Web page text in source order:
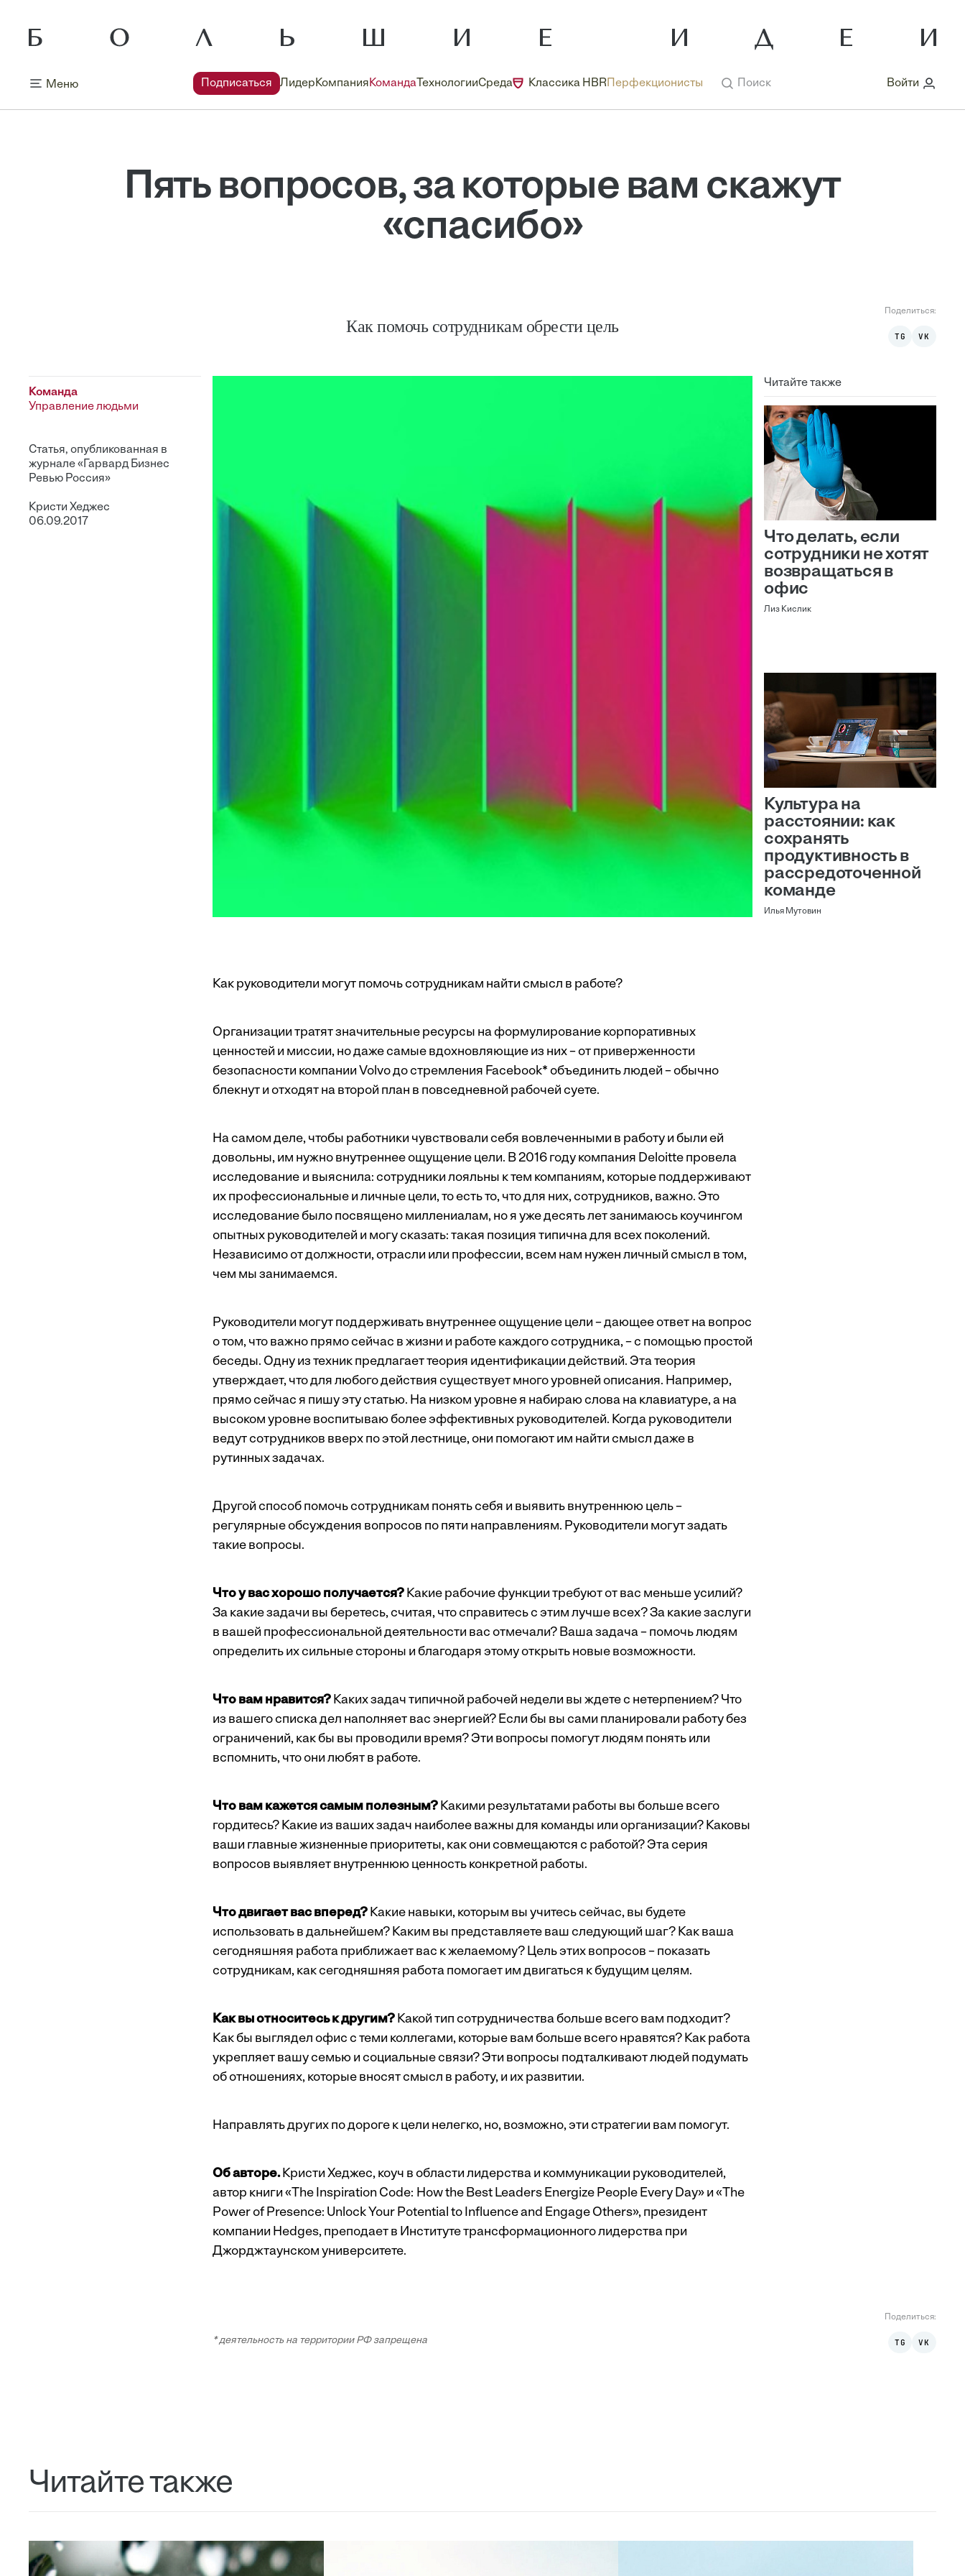
Меню Подписаться ЛидерКомпанияКоманда ТехнологииСреда Классика HBR Перфекционисты Поиск Войти
Пять вопросов, за которые вам скажут
«спасибо»
Как помочь сотрудникам обрести цель
Поделиться:
TG VK
Команда
Управление людьми
Статья, опубликованная в
журнале «Гарвард Бизнес
Ревью Россия»
Кристи Хеджес
06.09.2017
Читайте также
Что делать, если
сотрудники не хотят
возвращаться в
офис
Лиз Кислик
Культура на
расстоянии: как
сохранять
продуктивность в
рассредоточенной
команде
Илья Мутовин
Как руководители могут помочь сотрудникам найти смысл в работе?
Организации тратят значительные ресурсы на формулирование корпоративных
ценностей и миссии, но даже самые вдохновляющие из них – от приверженности
безопасности компании Volvo до стремления Facebook* объединить людей – обычно
блекнут и отходят на второй план в повседневной рабочей суете.
На самом деле, чтобы работники чувствовали себя вовлеченными в работу и были ей
довольны, им нужно внутреннее ощущение цели. В 2016 году компания Deloitte провела
исследование и выяснила: сотрудники лояльны к тем компаниям, которые поддерживают
их профессиональные и личные цели, то есть то, что для них, сотрудников, важно. Это
исследование было посвящено миллениалам, но я уже десять лет занимаюсь коучингом
опытных руководителей и могу сказать: такая позиция типична для всех поколений.
Независимо от должности, отрасли или профессии, всем нам нужен личный смысл в том,
чем мы занимаемся.
Руководители могут поддерживать внутреннее ощущение цели – дающее ответ на вопрос
о том, что важно прямо сейчас в жизни и работе каждого сотрудника, – с помощью простой
беседы. Одну из техник предлагаеттеория идентификации действий. Эта теория
утверждает, что для любого действия существует много уровней описания. Например,
прямо сейчас я пишу эту статью. На низком уровне я набираю слова на клавиатуре, а на
высоком уровне воспитываю более эффективных руководителей. Когда руководители
ведут сотрудников вверх по этой лестнице, они помогают им найти смысл даже в
рутинных задачах.
Другой способ помочь сотрудникам понять себя и выявить внутреннюю цель –
регулярные обсуждения вопросов по пяти направлениям. Руководители могут задать
такие вопросы.
Что у вас хорошо получается? Какие рабочие функции требуют от вас меньше усилий?
За какие задачи вы беретесь, считая, что справитесь с этим лучше всех? За какие заслуги
в вашей профессиональной деятельности вас отмечали? Ваша задача – помочь людям
определить их сильные стороны и благодаря этому открыть новые возможности.
Что вам нравится? Каких задач типичной рабочей недели вы ждете с нетерпением? Что
из вашего списка дел наполняет вас энергией? Если бы вы сами планировали работу без
ограничений, как бы вы проводили время? Эти вопросы помогут людям понять или
вспомнить, что они любят в работе.
Что вам кажется самым полезным? Какими результатами работы вы больше всего
гордитесь? Какие из ваших задач наиболее важны для команды или организации? Каковы
ваши главные жизненные приоритеты, как они совмещаются с работой? Эта серия
вопросов выявляет внутреннюю ценность конкретной работы.
Что двигает вас вперед? Какие навыки, которым вы учитесь сейчас, вы будете
использовать в дальнейшем? Каким вы представляете ваш следующий шаг? Как ваша
сегодняшняя работа приближает вас к желаемому? Цель этих вопросов – показать
сотрудникам, как сегодняшняя работа помогает им двигаться к будущим целям.
Как вы относитесь к другим? Какой тип сотрудничества больше всего вам подходит?
Как бы выглядел офис с теми коллегами, которые вам больше всего нравятся? Как работа
укрепляет вашу семью и социальные связи? Эти вопросы подталкивают людей подумать
об отношениях, которые вносят смысл в работу, и их развитии.
Направлять других по дороге к цели нелегко, но, возможно, эти стратегии вам помогут.
Об авторе.Кристи Хеджес, коуч в области лидерства и коммуникации руководителей,
автор книги «The Inspiration Code: How the Best Leaders Energize People Every Day» и «The
Power of Presence: Unlock Your Potential to Influence and Engage Others», президент
компании Hedges, преподает в Институте трансформационного лидерства при
Джорджтаунском университете.
* деятельность на территории РФ запрещена
Поделиться:
TG VK
Читайте также